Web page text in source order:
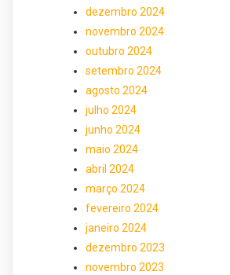
dezembro 2024
novembro 2024
outubro 2024
setembro 2024
agosto 2024
julho 2024
junho 2024
maio 2024
abril 2024
março 2024
fevereiro 2024
janeiro 2024
dezembro 2023
novembro 2023